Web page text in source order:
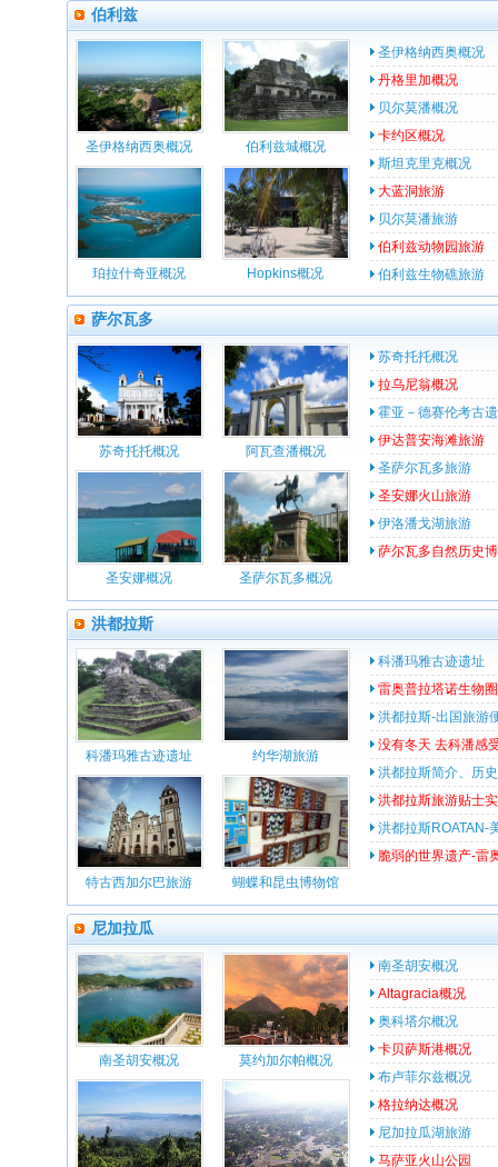
伯利兹
圣伊格纳西奥概况 伯利兹城概况
珀拉什奇亚概况 Hopkins概况
圣伊格纳西奥概况
丹格里加概况
贝尔莫潘概况
卡约区概况
斯坦克里克概况
大蓝洞旅游
贝尔莫潘旅游
伯利兹动物园旅游
伯利兹生物礁旅游
萨尔瓦多
苏奇托托概况 阿瓦查潘概况
圣安娜概况 圣萨尔瓦多概况
苏奇托托概况
拉乌尼翁概况
霍亚－德赛伦考古
伊达普安海滩旅游
圣萨尔瓦多旅游
圣安娜火山旅游
伊洛潘戈湖旅游
萨尔瓦多自然历史
洪都拉斯
科潘玛雅古迹遗址 约华湖旅游
特古西加尔巴旅游 蝴蝶和昆虫博物馆
科潘玛雅古迹遗址
雷奥普拉塔诺生物
洪都拉斯-出国旅游
没有冬天 去科潘感
洪都拉斯简介、历
洪都拉斯旅游贴士
洪都拉斯ROATAN-
脆弱的世界遗产-雷
尼加拉瓜
南圣胡安概况 莫约加尔帕概况
南圣胡安概况
Altagracia概况
奥科塔尔概况
卡贝萨斯港概况
布卢菲尔兹概况
格拉纳达概况
尼加拉瓜湖旅游
马萨亚火山公园